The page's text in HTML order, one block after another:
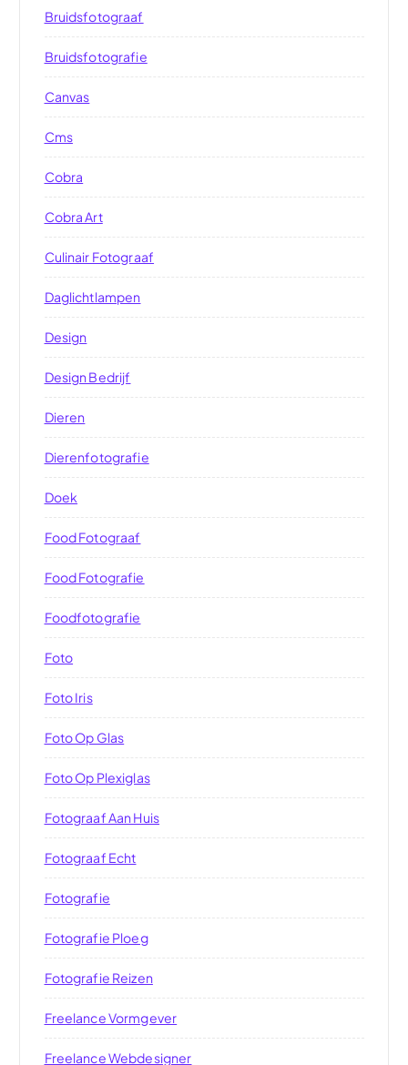
Bruidsfotograaf
Bruidsfotografie
Canvas
Cms
Cobra
Cobra Art
Culinair Fotograaf
Daglichtlampen
Design
Design Bedrijf
Dieren
Dierenfotografie
Doek
Food Fotograaf
Food Fotografie
Foodfotografie
Foto
Foto Iris
Foto Op Glas
Foto Op Plexiglas
Fotograaf Aan Huis
Fotograaf Echt
Fotografie
Fotografie Ploeg
Fotografie Reizen
Freelance Vormgever
Freelance Webdesigner